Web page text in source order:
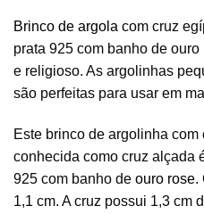
Brinco de argola com cruz
prata 925 com banho de
e religioso. As argolinhas
são perfeitas para usar em
Este brinco de argolinha
conhecida como cruz alçada
925 com banho de ouro rose.
1,1 cm. A cruz possui 1,3 cm